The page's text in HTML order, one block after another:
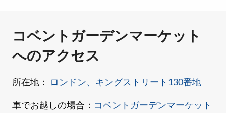
コベントガーデンマーケット
へのアクセス
所在地： ロンドン、キングストリート130番地
車でお越しの場合： コベントガーデンマーケット